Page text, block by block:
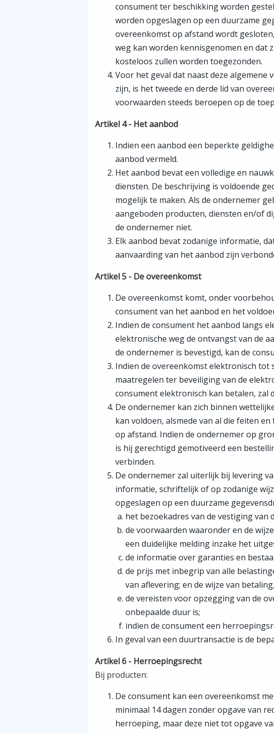
consument ter beschikking worden
worden opgeslagen op een duurzame
overeenkomst op afstand wordt
weg kan worden kennisgenomen en dat
kosteloos zullen worden toegezonden.
Voor het geval dat naast deze
zijn, is het tweede en derde lid van
voorwaarden steeds beroepen op de
Artikel 4 - Het aanbod
Indien een aanbod een beperkte
aanbod vermeld.
Het aanbod bevat een volledige en
diensten. De beschrijving is voldoende
mogelijk te maken. Als de ondernemer
aangeboden producten, diensten en/of
de ondernemer niet.
Elk aanbod bevat zodanige informatie,
aanvaarding van het aanbod zijn
Artikel 5 - De overeenkomst
De overeenkomst komt, onder
consument van het aanbod en het
Indien de consument het aanbod langs
elektronische weg de ontvangst van de
de ondernemer is bevestigd, kan de
Indien de overeenkomst elektronisch tot
maatregelen ter beveiliging van de
consument elektronisch kan betalen, zal
De ondernemer kan zich binnen
kan voldoen, alsmede van al die feiten
op afstand. Indien de ondernemer op
is hij gerechtigd gemotiveerd een
verbinden.
De ondernemer zal uiterlijk bij levering
informatie, schriftelijk of op zodanige
opgeslagen op een duurzame
het bezoekadres van de vestiging
de voorwaarden waaronder en de
een duidelijke melding inzake het
de informatie over garanties en
de prijs met inbegrip van alle
van aflevering; en de wijze van
de vereisten voor opzegging van de
onbepaalde duur is;
indien de consument een
In geval van een duurtransactie is de
Artikel 6 - Herroepingsrecht
Bij producten:
De consument kan een overeenkomst
minimaal 14 dagen zonder opgave van
herroeping, maar deze niet tot opgave